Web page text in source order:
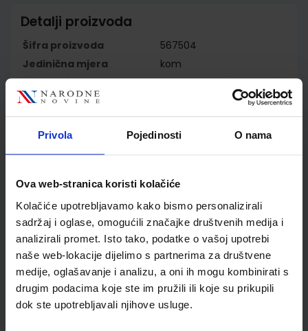
Privola Pojedinosti O nama
Ova web-stranica koristi kolačiće
Kolačiće upotrebljavamo kako bismo personalizirali
sadržaj i oglase, omogućili značajke društvenih medija i
analizirali promet. Isto tako, podatke o vašoj upotrebi
naše web-lokacije dijelimo s partnerima za društvene
medije, oglašavanje i analizu, a oni ih mogu kombinirati s
drugim podacima koje ste im pružili ili koje su prikupili
dok ste upotrebljavali njihove usluge.
Detalji proizvoda
Šifra proizvoda
567504
Jedinična mjera
kom
Nakladnik
PROFIL KLETT d.o.o.
Autor
Saša Veronek Germadnik
Maja Križman Roškar
Školski razred
01 1.RAZRED OŠ
Vrsta školske knjige
Nastavni predmet
TRI PREDMETA
Reg br min
6147-DOM